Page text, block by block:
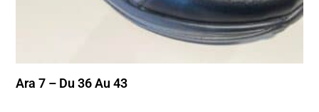
Ara 7 – Du 36 Au 43